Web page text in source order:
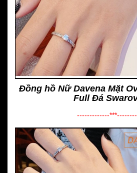
Đồng hồ Nữ Davena Mặt
Full Đá
-------------